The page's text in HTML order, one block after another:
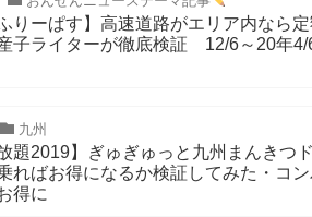
りーぱす】高速道路がエリア内なら
子ライターが徹底検証 12/6～20年4/
九州
題2019】ぎゅぎゅっと九州まんきつ
ればお得になるか検証してみた・コ
得に